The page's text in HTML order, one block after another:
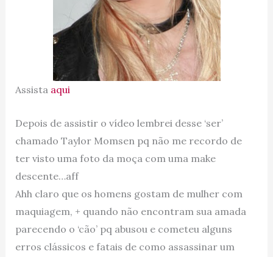
Assista aqui
Depois de assistir o vídeo lembrei desse ‘ser’
chamado Taylor Momsen pq não me recordo de
ter visto uma foto da moça com uma make
descente…aff
Ahh claro que os homens gostam de mulher com
maquiagem, + quando não encontram sua amada
parecendo o ‘cão’ pq abusou e cometeu alguns
erros clássicos e fatais de como assassinar um